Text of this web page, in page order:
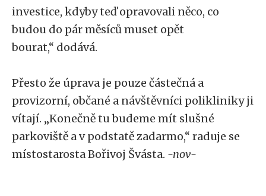
investice, kdyby teď opravovali něco, co
budou do pár měsíců muset opět
bourat,“ dodává.
Přesto že úprava je pouze částečná a
provizorní, občané a návštěvníci polikliniky ji
vítají. „Konečně tu budeme mít slušné
parkoviště a v podstatě zadarmo,“ raduje se
místostarosta Bořivoj Švásta. -nov-